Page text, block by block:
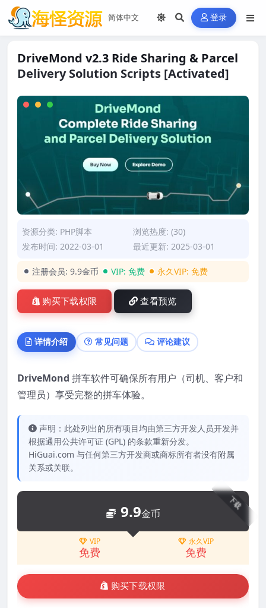
登录
DriveMond v2.3 Ride Sharing & Parcel
Delivery Solution Scripts [Activated]
资源分类: PHP脚本
浏览热度: (30)
发布时间: 2022-03-01
最近更新: 2025-03-01
注册会员: 9.9金币 VIP: 免费 永久VIP: 免费
购买下载权限 查看预览
详情介绍 常见问题 评论建议
DriveMond 拼车软件可确保所有用户（司机、客户和
管理员）享受完整的拼车体验。
声明：此处列出的所有项目均由第三方开发人员开发并
根据通用公共许可证 (GPL) 的条款重新分发。
HiGuai.com 与任何第三方开发商或商标所有者没有附属
关系或关联。
下载
9.9金币
VIP
免费
永久VIP
免费
购买下载权限